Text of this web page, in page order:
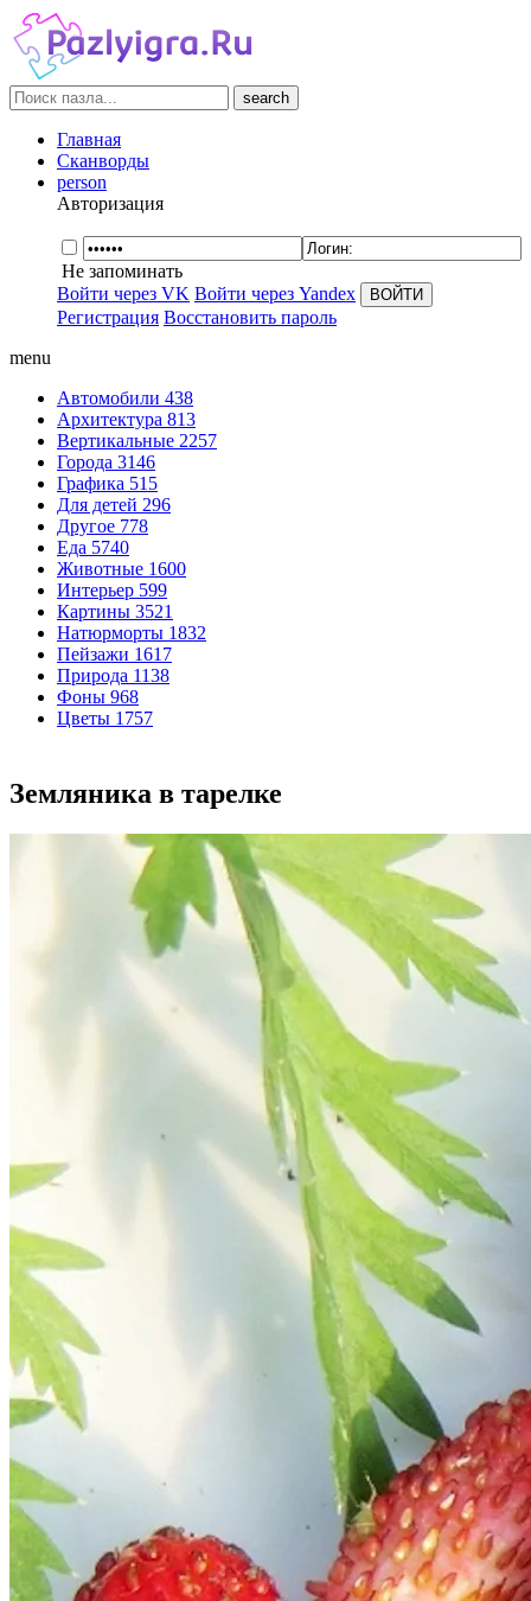
search
Главная
Сканворды
person
Авторизация
Не запоминать
Войти через VK Войти через Yandex
Регистрация Восстановить пароль
menu
Автомобили 438
Архитектура 813
Вертикальные 2257
Города 3146
Графика 515
Для детей 296
Другое 778
Еда 5740
Животные 1600
Интерьер 599
Картины 3521
Натюрморты 1832
Пейзажи 1617
Природа 1138
Фоны 968
Цветы 1757
Земляника в тарелке